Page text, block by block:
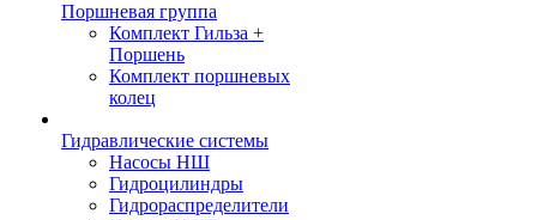
Поршневая группа
Комплект Гильза +
Поршень
Комплект поршневых
колец
Гидравлические системы
Насосы НШ
Гидроцилиндры
Гидрораспределители